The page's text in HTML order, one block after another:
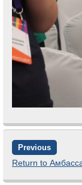
Previous
Return to